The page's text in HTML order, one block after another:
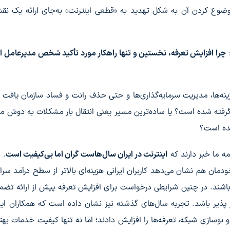
کردن آن به شکل تهدید به «قطعی اینترنت» به‌جای ارائه یک
چرا افزایش تعرفه، نخستین و تنها راهکار مورد تأکید شخص مدیرعامل
مدیریت سرمایه‌گذاری‌ها و حتی حذف رانت و فساد سازمان یافت
گرفته شده است؟ یا ساده‌ترین مسیر یعنی انتقال بار مشکلات به دوش
است؟
ما خبر دارند که اینترنت در ایران سال‌هاست گران اما بی‌کیفیت است.
هم نشان می‌دهد کاربران ایرانی هزینه‌ای بالاتر از سطح درآمد
باشند. در چنین شرایطی درخواست برای افزایش تعرفه پیش از ارائه
پذیر باشد. تجربه سال‌های گذشته نیز نشان داده است که همکاران
نوسازی شبکه، تعرفه‌ها را افزایش دادند؛ اما نه تنها کیفیت خدمات